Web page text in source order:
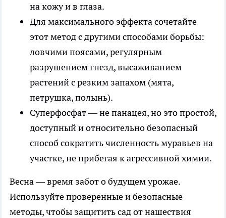
на кожу и в глаза.
Для максимального эффекта сочетайте
этот метод с другими способами борьбы:
ловчими поясами, регулярным
разрушением гнезд, высаживанием
растений с резким запахом (мята,
петрушка, полынь).
Суперфосфат — не панацея, но это простой,
доступный и относительно безопасный
способ сократить численность муравьев на
участке, не прибегая к агрессивной химии.
Весна — время забот о будущем урожае.
Используйте проверенные и безопасные
методы, чтобы защитить сад от нашествия